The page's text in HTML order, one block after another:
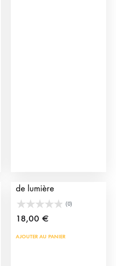
produit
de lumière
(0)
18,00 €
AJOUTER AU PANIER